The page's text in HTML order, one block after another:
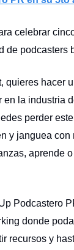
celebrar
de podcasters
quieres hacer
en la industria
perder
y janguea con
aprende
Podcastero
donde
recursos y